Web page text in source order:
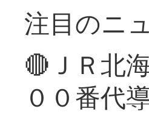
注目のニ
🔴ＪＲ北
００番代